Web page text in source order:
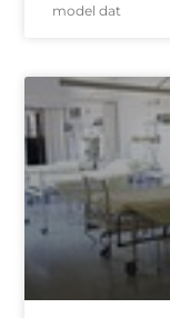
model dat